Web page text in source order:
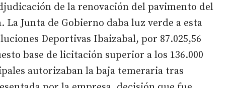
de la renovación del pavimento del
Junta de Gobierno daba luz verde a esta
Deportivas Ibaizabal, por 87.025,56
base de licitación superior a los 136.000
autorizaban la baja temeraria tras